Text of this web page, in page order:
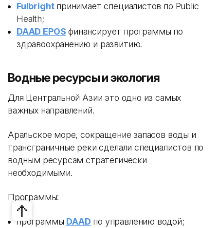
Fulbrightпринимает специалистов по Public
Health;
DAAD EPOS финансирует программы по
здравоохранению и развитию.
Водные ресурсы и экология
Для Центральной Азии это одно из самых
важных направлений.
Аральское море, сокращение запасов воды и
трансграничные реки сделали специалистов по
водным ресурсам стратегически
необходимыми.
Программы:
программы DAAD по управлению водой;